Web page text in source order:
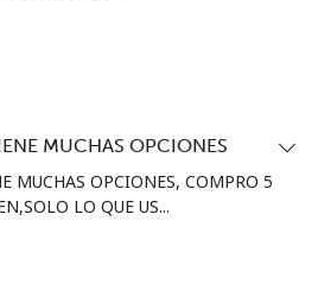
MUCHAS OPCIONES
MUCHAS OPCIONES, COMPRO 5
LO QUE US...